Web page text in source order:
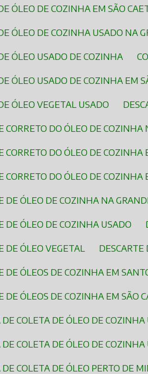
ÓLEO DE COZINHA EM SÃO
ÓLEO DE COZINHA USADO NA
ÓLEO USADO DE COZINHA
DE ÓLEO USADO DE COZINHA EM
ÓLEO VEGETAL USADO
CORRETO DO ÓLEO DE
CORRETO DO ÓLEO DE
CORRETO DO ÓLEO DE
DE ÓLEO DE COZINHA NA
DE ÓLEO DE COZINHA USADO
DE ÓLEO VEGETAL
DE ÓLEOS DE COZINHA EM
DE ÓLEOS DE COZINHA EM SÃO
DE COLETA DE ÓLEO DE
DE COLETA DE ÓLEO DE
DE COLETA DE ÓLEO PERTO DE